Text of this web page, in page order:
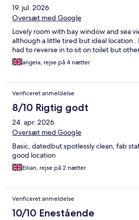
19. jul. 2026
Oversæt med Google
Lovely room with bay window and sea
although a little tired but ideal location .
had to reverse in to sit on toilet but
angela, rejse på 4 nætter
Verificeret anmeldelse
8/10 Rigtig godt
24. apr. 2026
Oversæt med Google
Basic, datedbut spotlessly clean, fab
good location
Eilian, rejse på 2 nætter
Verificeret anmeldelse
10/10 Enestående